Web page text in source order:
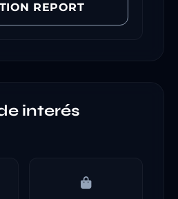
REPORT
interés